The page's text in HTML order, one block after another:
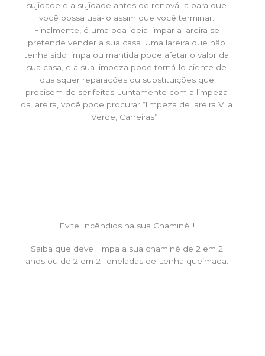
sujidade e a sujidade antes de renová-la para que
você possa usá-lo assim que você terminar.
Finalmente, é uma boa ideia limpar a lareira se
pretende vender a sua casa. Uma lareira que não
tenha sido limpa ou mantida pode afetar o valor da
sua casa, e a sua limpeza pode torná-lo ciente de
quaisquer reparações ou substituições que
precisem de ser feitas. Juntamente com a limpeza
da lareira, você pode procurar “limpeza de lareira Vila
Verde, Carreiras”.
Evite Incêndios na sua Chaminé!!!
Saiba que deve limpa a sua chaminé de 2 em 2
anos ou de 2 em 2 Toneladas de Lenha queimada.